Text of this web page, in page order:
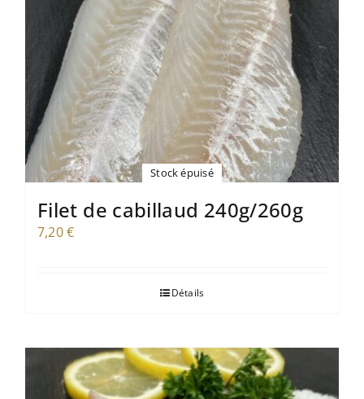
Stock épuisé
Filet de cabillaud 240g/260g
7,20€
Détails